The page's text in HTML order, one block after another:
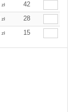
zł
42
zł
28
zł 15